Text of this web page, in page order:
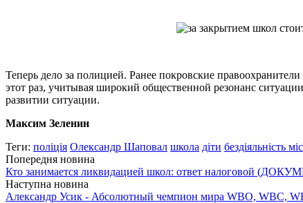
Теперь дело за полицией. Ранее покровские
этот раз, учитывая широкий общественной резонанс
развитии ситуации.
Максим Зеленин
Теги: поліція Олександр Шаповал школа діти бездіяльність
Попередня новина
Кто занимается ликвидацией школ: ответ налоговой
Наступна новина
Александр Усик - Абсолютный чемпион мира WBO, WBC,